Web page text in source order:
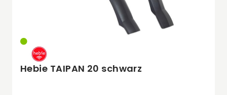
Hebie TAIPAN 20 schwarz